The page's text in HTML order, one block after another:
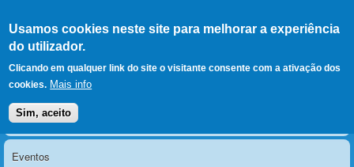
Usamos cookies neste site para melhorar a experiência
do utilizador.
Clicando em qualquer link do site o visitante consente com a ativação dos
cookies. Mais info
Sim, aceito
LERPARAVER , ir para a
página principal
O portal da visão diferente
Menu principal
Notícias
Eventos